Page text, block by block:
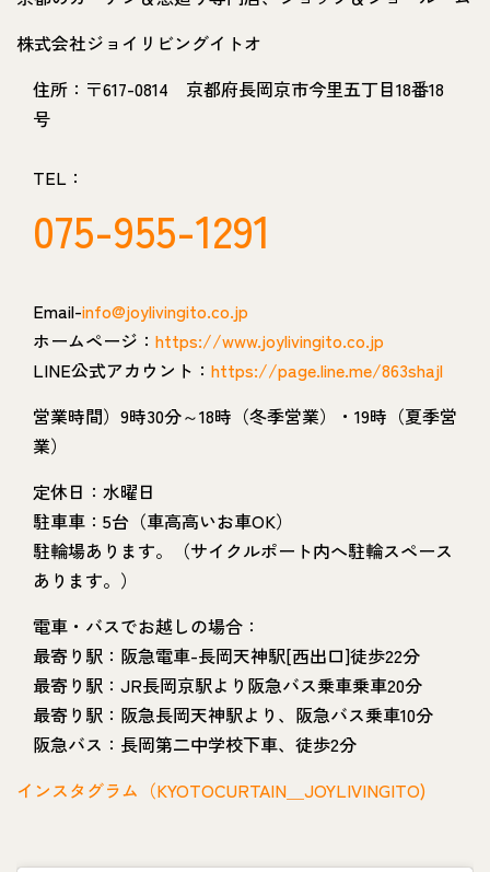
株式会社ジョイリビングイトオ
住所：〒617-0814 京都府長岡京市今里五丁目18番18
号
TEL：
075-955-1291
Email-info@joylivingito.co.jp
ホームページ： https://www.joylivingito.co.jp
LINE公式アカウント： https://page.line.me/863shajl
営業時間）9時30分～18時（冬季営業）・19時（夏季営
業）
定休日：水曜日
駐車車：5台（車高高いお車OK）
駐輪場あります。（サイクルポート内へ駐輪スペース
あります。）
電車・バスでお越しの場合：
最寄り駅：阪急電車-長岡天神駅[西出口]徒歩22分
最寄り駅：JR長岡京駅より阪急バス乗車乗車20分
最寄り駅：阪急長岡天神駅より、阪急バス乗車10分
阪急バス：長岡第二中学校下車、徒歩2分
インスタグラム（KYOTOCURTAIN＿JOYLIVINGITO)